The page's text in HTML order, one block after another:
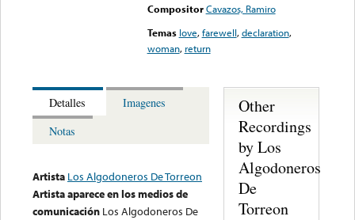
Compositor Cavazos, Ramiro
Temas love,farewell,declaration,
woman, return
Detalles
Imagenes
Notas
Artista Los Algodoneros De Torreon
Artista aparece en los medios de
comunicación Los Algodoneros De
Other
Recordings
by Los
Algodoneros
De
Torreon